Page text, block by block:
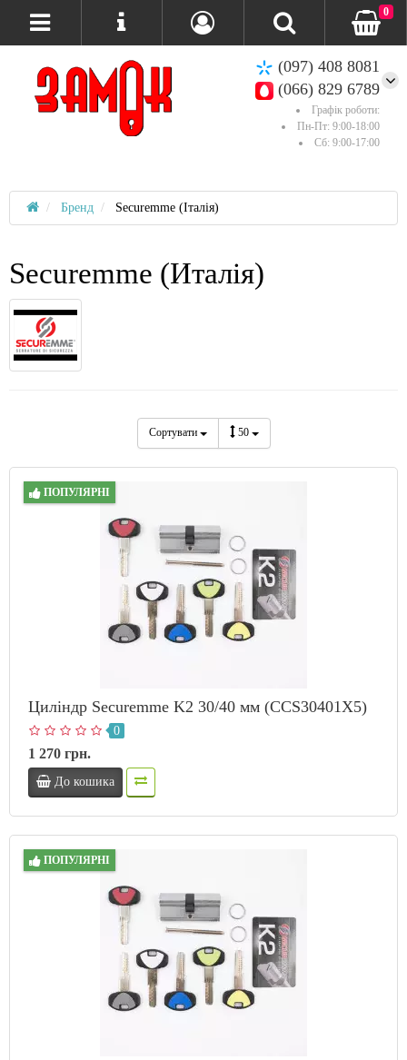
(097) 408 8081
(066) 829 6789
Графік роботи:
Пн-Пт: 9:00-18:00
Сб: 9:00-17:00
0
Бренд Securemme (Італія)
Securemme (Италія)
Сортувати 50
ПОПУЛЯРНІ
Циліндр Securemme K2 30/40 мм (CCS30401X5)
0
1 270 грн.
До кошика
ПОПУЛЯРНІ